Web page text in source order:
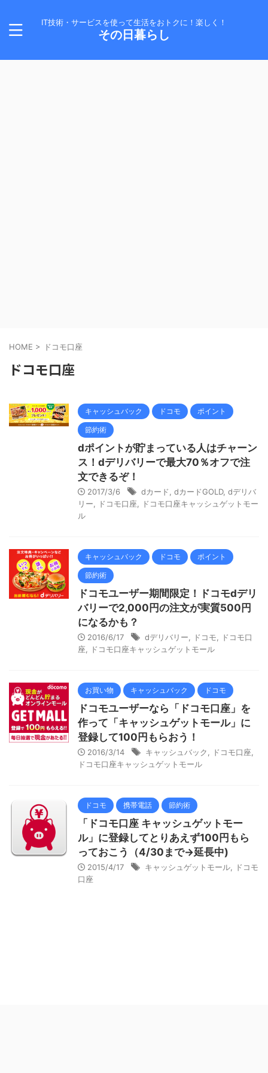
IT技術・サービスを使って生活をおトクに！楽しく！
その日暮らし
HOME > ドコモ口座
ドコモ口座
キャッシュバック ドコモ ポイント
節約術
dポイントが貯まっている人はチャーン
ス！dデリバリーで最大70％オフで注
文できるぞ！
2017/3/6 dカード dカードGOLD, dデリバ
リー
ドコモ口座
ドコモ口座キャッシュゲットモー
ル
キャッシュバック ドコモ ポイント
節約術
ドコモユーザー期間限定！ドコモdデリ
バリーで2,000円の注文が実質500円
になるかも？
2016/6/17 dデリバリー ドコモ
ドコモ口
座
ドコモ口座キャッシュゲットモール
お買い物 キャッシュバック ドコモ
ドコモユーザーなら「ドコモ口座」を
作って「キャッシュゲットモール」に
登録して100円もらおう！
2016/3/14 キャッシュバック ドコモ口座
ドコモ口座キャッシュゲットモール
ドコモ 携帯電話 節約術
「ドコモ口座 キャッシュゲットモー
ル」に登録してとりあえず100円もら
っておこう（4/30まで→延長中)
2015/4/17 キャッシュゲットモール
ドコモ
口座